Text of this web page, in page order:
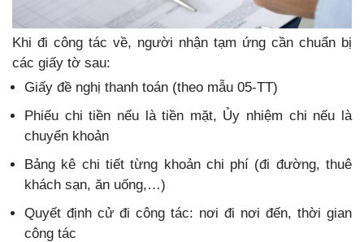
Khi đi công tác về, người nhận tạm ứng cần chuẩn bị
các giấy tờ sau:
Giấy đề nghị thanh toán (theo mẫu 05-TT)
Phiếu chi tiền nếu là tiền mặt, Ủy nhiệm chi nếu là
chuyển khoản
Bảng kê chi tiết từng khoản chi phí (đi đường, thuê
khách sạn, ăn uống,…)
Quyết định cử đi công tác: nơi đi nơi đến, thời gian
công tác